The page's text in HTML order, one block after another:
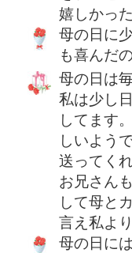
嬉しかっ
母の日に
も喜んだ
母の日は
私は少し
してます
しいよう
送ってく
お兄さん
して母と
言え私よ
母の日に